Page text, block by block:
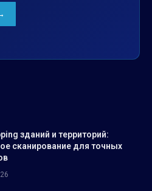
зданий и территорий:
сканирование для точных